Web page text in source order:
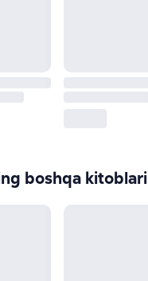
boshqa kitoblari